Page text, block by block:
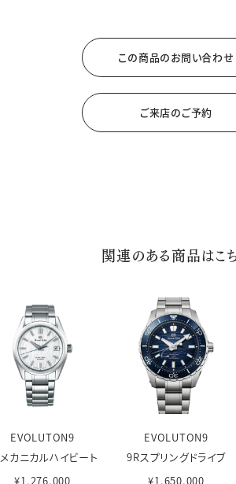
この商品のお問い合わせ
ご来店のご予約
関連のある商品はこ
EVOLUTON9
カニカルハイビート
¥1,276,000
EVOLUTON9
9Rスプリングドライブ
¥1,650,000